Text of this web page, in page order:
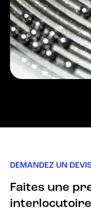
DEMANDEZ UN
Faites une
interlocutoire